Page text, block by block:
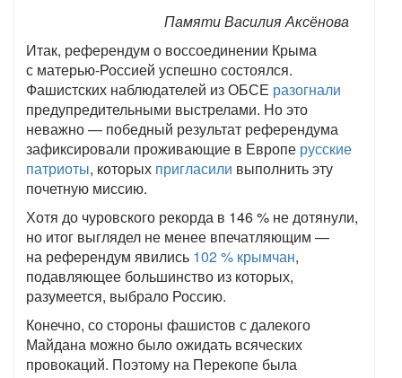
Памяти Василия Аксёнова
Итак, референдум о воссоединении Крыма
с матерью-Россией успешно состоялся.
Фашистских наблюдателей из ОБСЕ разогнали
предупредительными выстрелами. Но это
неважно — победный результат референдума
зафиксировали проживающие в Европе русские
патриоты, которых пригласили выполнить эту
почетную миссию.
Хотя до чуровского рекорда в 146 % не дотянули,
но итог выглядел не менее впечатляющим —
на референдум явились 102 % крымчан,
подавляющее большинство из которых,
разумеется, выбрало Россию.
Конечно, со стороны фашистов с далекого
Майдана можно было ожидать всяческих
провокаций. Поэтому на Перекопе была